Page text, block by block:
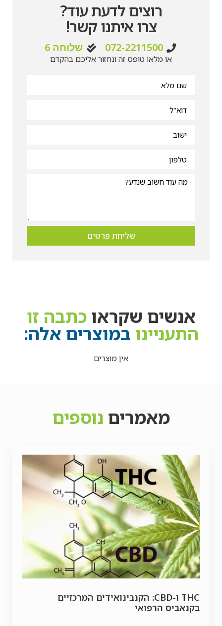
רוצים לדעת עוד?
צרו איתנו קשר!
072-2211500 שלוחה 6
או מלאו טופס זה ונחזור אליכם בהקדם
שליחת פרטים
אנשים שקראוכתבה זו
התעניינו במוצרים אלה:
אין מוצרים
מאמרים נוספים
THC ו-CBD: הקנבינואידים המרכזיים
בקנאביס הרפואי